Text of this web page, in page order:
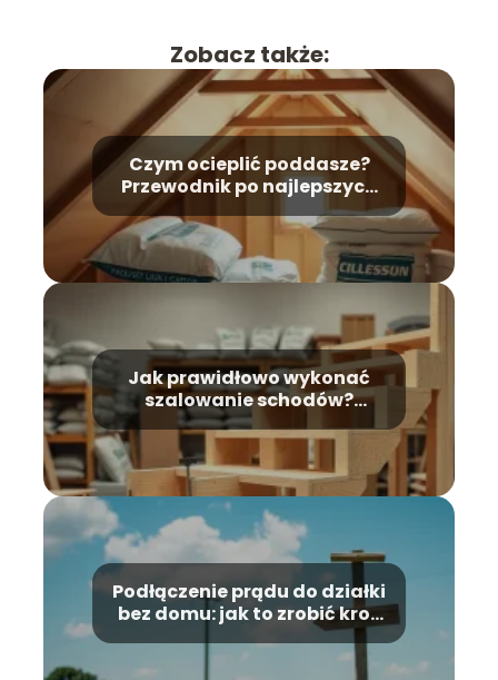
Zobacz także:
Czym ocieplić poddasze?
Przewodnik po najlepszych
Jak prawidłowo wykonać
szalowanie schodów?
Kompleksowy poradnik
Podłączenie prądu do działki
bez domu: jak to zrobić krok